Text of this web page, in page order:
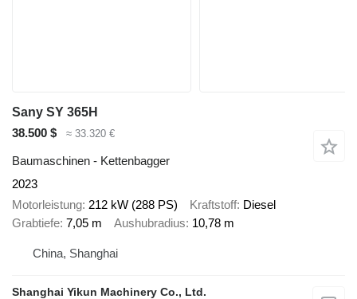
Sany SY 365H
38.500 $
≈ 33.320 €
Baumaschinen - Kettenbagger
2023
Motorleistung 212 kW (288 PS) Kraftstoff Diesel
Grabtiefe 7,05 m Aushubradius 10,78 m
China, Shanghai
Shanghai Yikun Machinery Co., Ltd.